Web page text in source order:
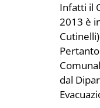
Infatti il
2013 è
dal